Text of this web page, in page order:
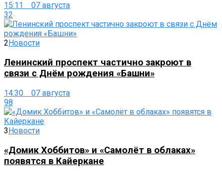
15:11 07 августа
32
2 Новости
Ленинский проспект частично закроют в
связи с Днём рождения «Башни»
14:30 07 августа
98
3Новости
«Домик Хоббитов» и «Самолёт в облаках»
появятся в Кайеркане